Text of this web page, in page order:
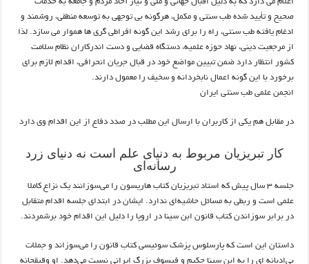
اعلام می دارد که به دلیل اقبال جهانی و ملی و نیاز آحاد مردم و جامعه به خدمات
صحیح و تأیید شده طب سنتی و مکمل، هرگونه بی توجهی به توسعه منطقی، روشمند و
ادغام یافته طب سنتی، راه را برای رشد این گونه افراطی گری ها هموار می سازد. لذا
از مرجعیت دینی، نهاد حوزه علمیه، دستگاه قضایی و دست اندرکاران نظام سلامت
کشور انتظار دارد ضمن تبیین مواضع خود در قبال جریان انحرافی، اقدام لازم برای
برخورد با این گونه اعمال نابخردانه و سخیف را معمول دارند.
انجمن علمی طب سنتی ایران
در مقابل هم یکی از کاربران با ارسال این مطلب در صدد دفاع از این اقدام وی دارد
کار تبریزیان مربوط به دنیای علم است نه دنیای زرد
رسانه‌ای
جلسه ۳ سال پیش که استاد تبریزیان کتاب هاریسون را می‌سوزانند یک نزاع کاملا
علمی است و ربطی به مسائل حاشیه‌ای ندارد. ایشان در ابتدای جلسه اقدام متقابل
در برابر سوزاندن کتاب قانون ابن سینا در اروپا را دلیل این اقدام خود برشمردند.
داستان این است که پارسلوس پزشک سوئیسی کتاب قانون را می‌سوزاند و جملات
بی‌ادبانه ای را به ابن سینا حکیم و فیسوف بزرگ ایرانی نسبت می‌دهد. او وقیقحانه